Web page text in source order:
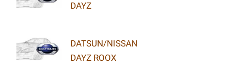
DAYZ
DATSUN/NISSAN
DAYZ ROOX